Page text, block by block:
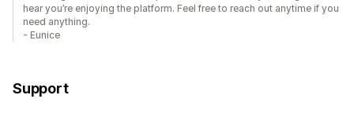
hear you’re enjoying the platform. Feel free to reach out anytime if you
need anything.
- Eunice
Support